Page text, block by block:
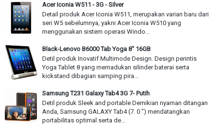
Acer Iconia W511 - 3G - Silver
Detail produk Acer Iconia W511, merupakan varian baru dari
seri W5 sebelumnya, yakni Acer Iconia W510 yang
menggunakan sistem operasi Windo...
Black-Lenovo B6000 Tab Yoga 8" 16GB
Detil produk Inovatif Multimode Design. Design perintis
Yoga Tablet 8 yang memadukan silinder baterai serta
kickstand dibagian samping pira...
Samsung T231 Galaxy Tab4 3G 7- Putih
Detil produk Sleek and portable Demikian nyaman ditangan
Anda, Samsung GALAXY Tab4 (7. 0 ") mendatangkan
portabilitas optimal serta de...